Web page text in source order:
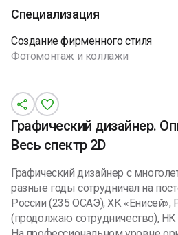
Специализация
Создание фирменного стиля
Фотомонтаж и коллажи
Графический дизайнер.
Весь спектр 2D
Графический дизайнер с
разные годы сотрудничал на
России (235 ОСАЭ), ХК
(продолжаю сотрудничество),